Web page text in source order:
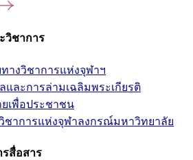
วิชาการ
างวิชาการแห่งจุฬาฯ
และการล่ามเฉลิมพระเกียรติ
เพื่อประชาชน
ชาการแห่งจุฬาลงกรณ์มหาวิทยาลัย
รสื่อสาร